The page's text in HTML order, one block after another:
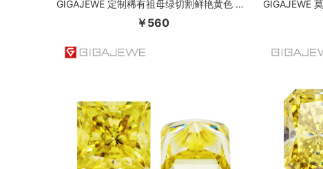
GIGAJEWE 定制稀有祖母绿切割鲜艳黄色 VVS1 莫桑石裸钻测试通过宝石首饰制作
￥560